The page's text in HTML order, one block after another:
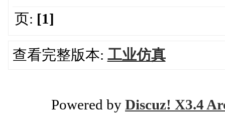
页: [1]
查看完整版本: 工业仿真
Powered by Discuz! X3.4